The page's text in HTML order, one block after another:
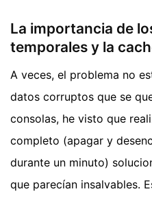
La importancia de
temporales y la
A veces, el problema no
datos corruptos que se
consolas, he visto que
completo (apagar y
durante un minuto)
que parecían insalvables.